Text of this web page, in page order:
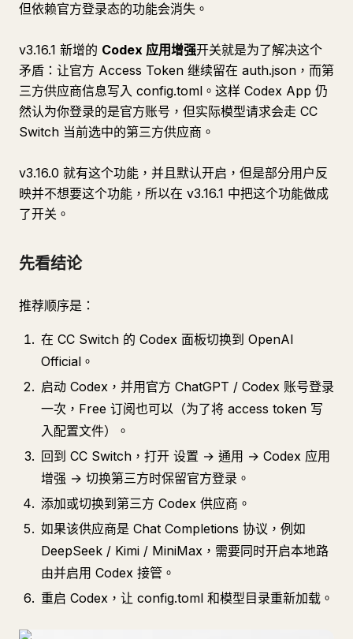
但依赖官方登录态的功能会消失。
v3.16.1 新增的 Codex 应用增强开关就是为了解决这个
矛盾：让官方 Access Token 继续留在 auth.json，而第
三方供应商信息写入 config.toml。这样 Codex App 仍
然认为你登录的是官方账号，但实际模型请求会走 CC
Switch 当前选中的第三方供应商。
v3.16.0 就有这个功能，并且默认开启，但是部分用户反
映并不想要这个功能，所以在 v3.16.1 中把这个功能做成
了开关。
先看结论
推荐顺序是：
在 CC Switch 的 Codex 面板切换到 OpenAI
Official。
启动 Codex，并用官方 ChatGPT / Codex 账号登录
一次，Free 订阅也可以（为了将 access token 写
入配置文件）。
回到 CC Switch，打开 设置 → 通用 → Codex 应用
增强 → 切换第三方时保留官方登录。
添加或切换到第三方 Codex 供应商。
如果该供应商是 Chat Completions 协议，例如
DeepSeek / Kimi / MiniMax，需要同时开启本地路
由并启用 Codex 接管。
重启 Codex，让 config.toml 和模型目录重新加载。